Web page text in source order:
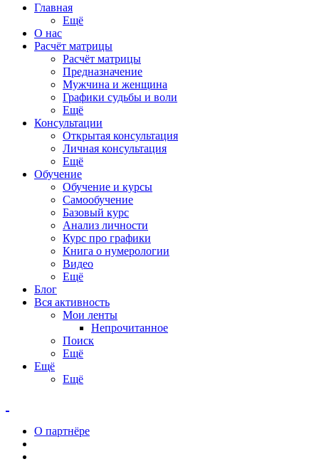
Главная
Ещё
О нас
Расчёт матрицы
Расчёт матрицы
Предназначение
Мужчина и женщина
Графики судьбы и воли
Ещё
Консультации
Открытая консультация
Личная консультация
Ещё
Обучение
Обучение и курсы
Самообучение
Базовый курс
Анализ личности
Курс про графики
Книга о нумерологии
Видео
Ещё
Блог
Вся активность
Мои ленты
Непрочитанное
Поиск
Ещё
Ещё
Ещё
О партнёре